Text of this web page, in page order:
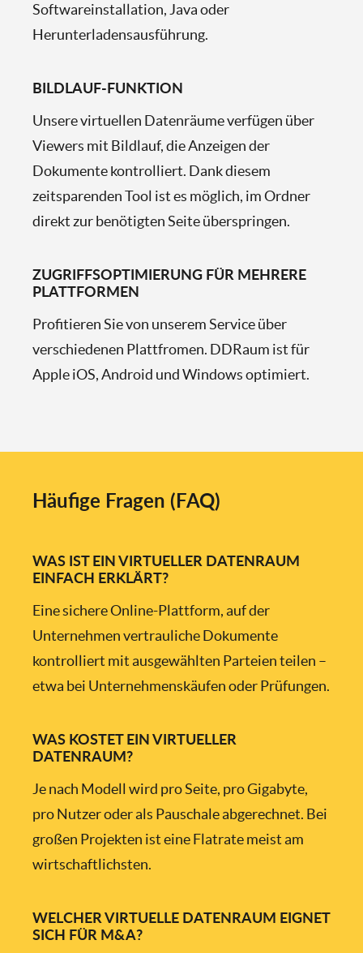
Softwareinstallation, Java oder
Herunterladensausführung.
BILDLAUF-FUNKTION
Unsere virtuellen Datenräume verfügen über
Viewers mit Bildlauf, die Anzeigen der
Dokumente kontrolliert. Dank diesem
zeitsparenden Tool ist es möglich, im Ordner
direkt zur benötigten Seite überspringen.
ZUGRIFFSOPTIMIERUNG FÜR MEHRERE
PLATTFORMEN
Profitieren Sie von unserem Service über
verschiedenen Plattfromen. DDRaum ist für
Apple iOS, Android und Windows optimiert.
Häufige Fragen (FAQ)
WAS IST EIN VIRTUELLER DATENRAUM
EINFACH ERKLÄRT?
Eine sichere Online-Plattform, auf der
Unternehmen vertrauliche Dokumente
kontrolliert mit ausgewählten Parteien teilen –
etwa bei Unternehmenskäufen oder Prüfungen.
WAS KOSTET EIN VIRTUELLER
DATENRAUM?
Je nach Modell wird pro Seite, pro Gigabyte,
pro Nutzer oder als Pauschale abgerechnet. Bei
großen Projekten ist eine Flatrate meist am
wirtschaftlichsten.
WELCHER VIRTUELLE DATENRAUM EIGNET
SICH FÜR M&A?